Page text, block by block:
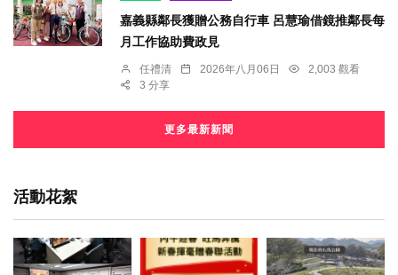
嘉義縣鄰長獲贈公務自行車 呂慧瑜借鏡推鄰長每
月工作協助費政見
任禮清 2026年八月06日
2,003 觀看
3 分享
更多最新新聞
活動花絮